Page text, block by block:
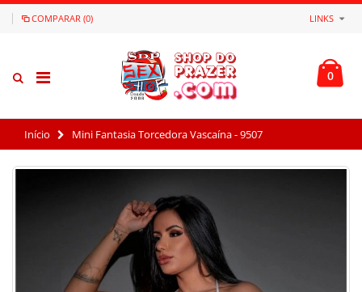
COMPARAR (0) LINKS
0
Início Mini Fantasia Torcedora Vascaína - 9507